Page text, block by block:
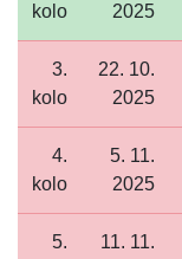
kolo
2025
3.
kolo
22. 10.
2025
4.
kolo
5. 11.
2025
5.
11. 11.